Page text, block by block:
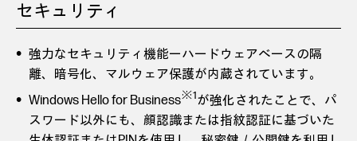
セキュリティ
強力なセキュリティ機能ーハードウェアベースの隔
離、暗号化、マルウェア保護が内蔵されています。
Windows Hello for Business※1が強化されたことで、パ
スワード以外にも、顔認識または指紋認証に基づいた